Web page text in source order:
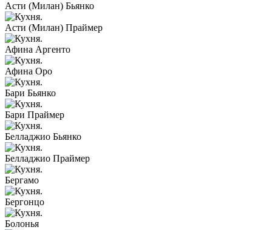
Асти (Милан) Бьянко
Асти (Милан) Праймер
Афина Аргенто
Афина Оро
Бари Бьянко
Бари Праймер
Белладжио Бьянко
Белладжио Праймер
Бергамо
Бергонцо
Болонья